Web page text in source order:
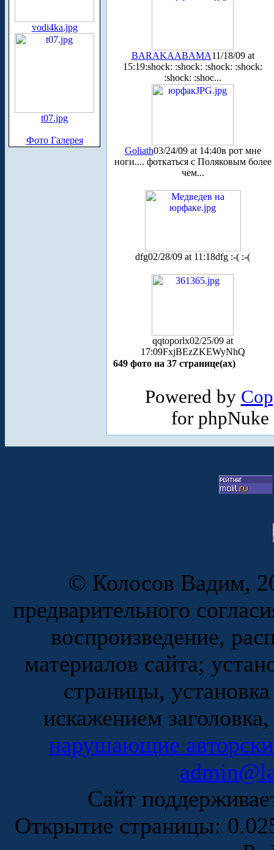
vodi4ka.jpg
t07.jpg
Фото Галерея
BARAKAABAMA11/18/09 at
15:19:shock: :shock: :shock: :shock:
:shock: :shoc...
Goliath03/24/09 at 14:40в рот мне
ноги.... фоткаться с Поляковым более
чем...
dfg02/28/09 at 11:18dfg :-( :-(
qqtoporlx02/25/09 at
17:09FxjBEzZKEWyNhQ
649 фото на 37 странице(ах)
Powered by
for
© Колосов Вадим,
предварительного
воспроизведение,
материалов сайта;
страницы,
искажением
нарушающие
Сайт
Открытие страницы: